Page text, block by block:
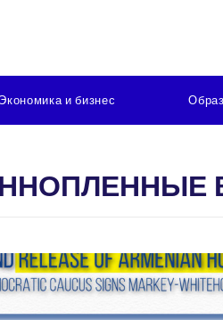
Экономика и бизнес